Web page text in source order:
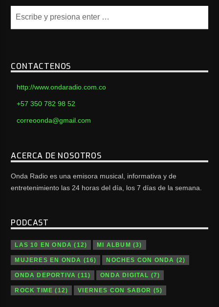
CONTACTENOS
http://www.ondaradio.com.co
+57 350 782 98 52
correoonda@gmail.com
ACERCA DE NOSOTROS
Onda Radio es una emisora musical, informativa y de
entretenimiento las 24 horas del día, los 7 días de la semana.
PODCAST
LAS 10 EN ONDA (12) MI ALBUM (3)
MUJERES EN ONDA (16) NOCHES CON ONDA (2)
ONDA DEPORTIVA (11) ONDA DIGITAL (7)
ROCK TIME (12) VIERNES CON SABOR (5)